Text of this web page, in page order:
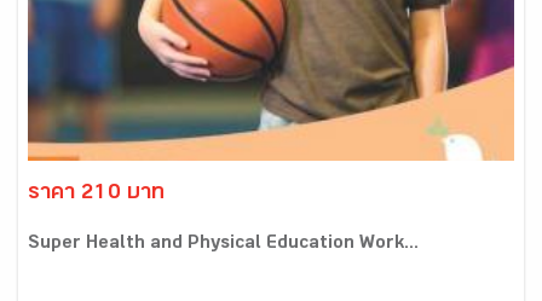
ราคา 210 บาท
Super Health and Physical Education Work...